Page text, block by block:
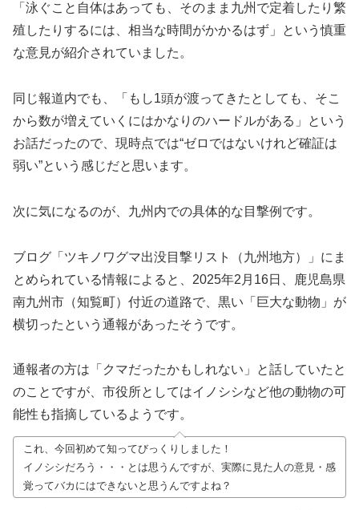
「泳ぐこと自体はあっても、そのまま九州で定着したり繁
殖したりするには、相当な時間がかかるはず」という慎重
な意見が紹介されていました。
同じ報道内でも、「もし1頭が渡ってきたとしても、そこ
から数が増えていくにはかなりのハードルがある」という
お話だったので、現時点では“ゼロではないけれど確証は
弱い”という感じだと思います。
次に気になるのが、九州内での具体的な目撃例です。
ブログ「ツキノワグマ出没目撃リスト（九州地方）」にま
とめられている情報によると、2025年2月16日、鹿児島県
南九州市（知覧町）付近の道路で、黒い「巨大な動物」が
横切ったという通報があったそうです。
通報者の方は「クマだったかもしれない」と話していたと
のことですが、市役所としてはイノシシなど他の動物の可
能性も指摘しているようです。
これ、今回初めて知ってびっくりしました！
イノシシだろう・・・とは思うんですが、実際に見た人の意見・感
覚ってバカにはできないと思うんですよね？